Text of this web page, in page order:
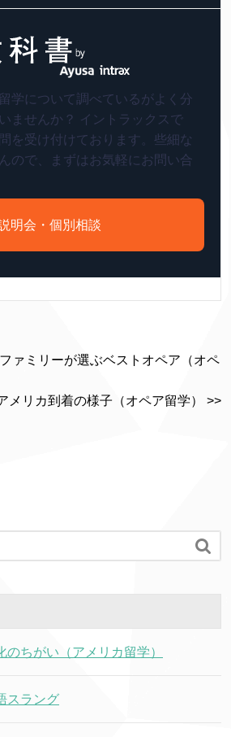
学について調べているがよく分
ませんか？ イントラックスで
を受け付けております。些細な
ので、まずはお気軽にお問い合
明会・個別相談
ァミリーが選ぶベストオペア（オペ
メリカ到着の様子（オペア留学） >>

ちがい（アメリカ留学）
スラング